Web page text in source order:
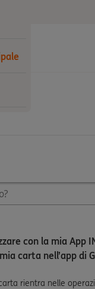
con la mia App
carta nell’app di
rientra nelle